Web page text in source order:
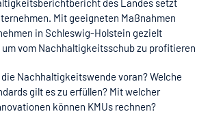
Mit geeigneten Maßnahmen
in Schleswig-Holstein gezielt
vom Nachhaltigkeitsschub zu profitieren
Nachhaltigkeitswende voran? Welche
gilt es zu erfüllen? Mit welcher
können KMUs rechnen?